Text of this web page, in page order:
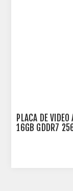
PLACA DE
16GB GDDR7